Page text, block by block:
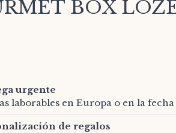
BOX
urgente
laborables en Europa o en la fecha
de regalos